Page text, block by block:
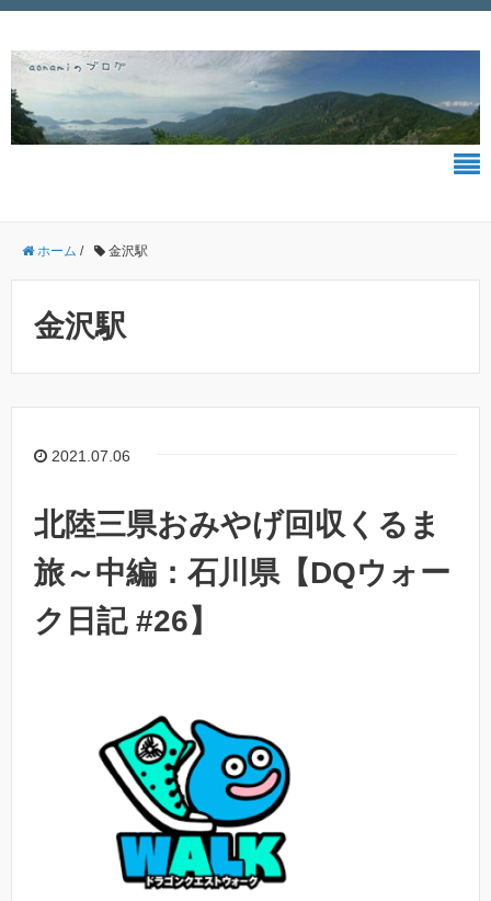
ホーム / 金沢駅
金沢駅
2021.07.06
北陸三県おみやげ回収くるま
旅～中編：石川県【DQウォー
ク日記 #26】